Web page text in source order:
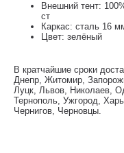
Внешний тент:
ст
Каркас: сталь 16
Цвет: зелёный
В кратчайшие сроки
Днепр, Житомир,
Луцк, Львов, Николаев,
Тернополь, Ужгород,
Чернигов, Черновцы.